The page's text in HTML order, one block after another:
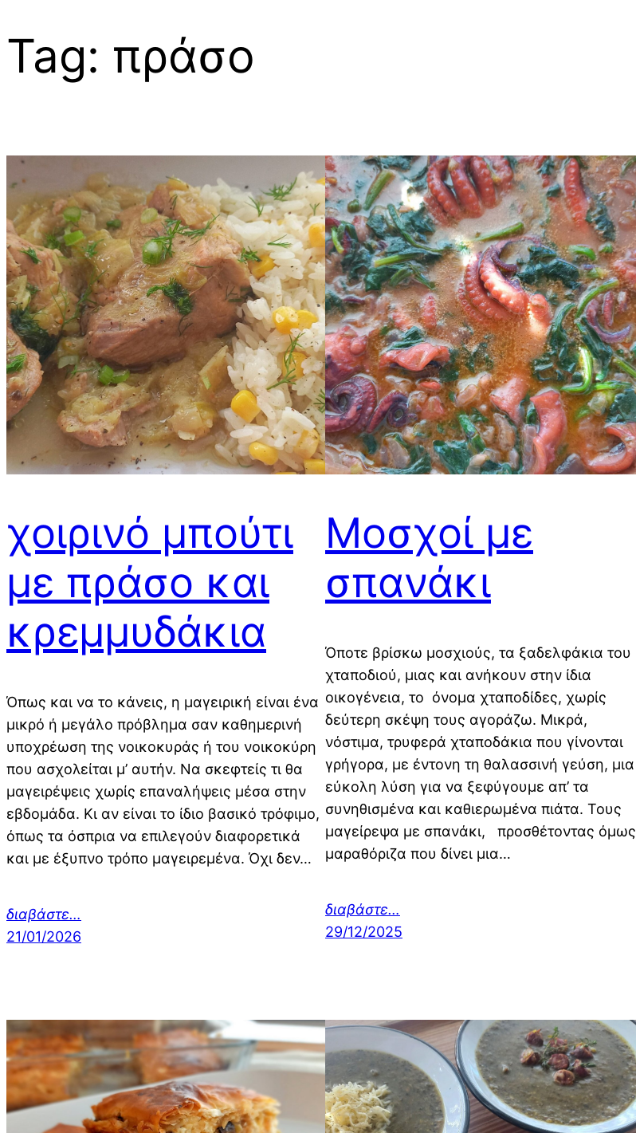
Tag: πράσο
χοιρινό μπούτι
με πράσο και
κρεμμυδάκια
Όπως και να το κάνεις, η μαγειρική είναι ένα
μικρό ή μεγάλο πρόβλημα σαν καθημερινή
υποχρέωση της νοικοκυράς ή του νοικοκύρη
που ασχολείται μ’ αυτήν. Να σκεφτείς τι θα
μαγειρέψεις χωρίς επαναλήψεις μέσα στην
εβδομάδα. Κι αν είναι το ίδιο βασικό τρόφιμο,
όπως τα όσπρια να επιλεγούν διαφορετικά
και με έξυπνο τρόπο μαγειρεμένα. Όχι δεν…
διαβάστε…
21/01/2026
Μοσχοί με
σπανάκι
Όποτε βρίσκω μοσχιούς, τα ξαδελφάκια του
χταποδιού, μιας και ανήκουν στην ίδια
οικογένεια, το όνομα χταποδίδες, χωρίς
δεύτερη σκέψη τους αγοράζω. Μικρά,
νόστιμα, τρυφερά χταποδάκια που γίνονται
γρήγορα, με έντονη τη θαλασσινή γεύση, μια
εύκολη λύση για να ξεφύγουμε απ’ τα
συνηθισμένα και καθιερωμένα πιάτα. Τους
μαγείρεψα με σπανάκι, προσθέτοντας όμως
μαραθόριζα που δίνει μια…
διαβάστε…
29/12/2025